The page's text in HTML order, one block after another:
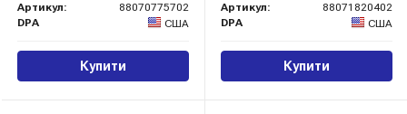
Артикул:
88070775702
DPA
США
Купити
Артикул:
88071820402
DPA
США
Купити